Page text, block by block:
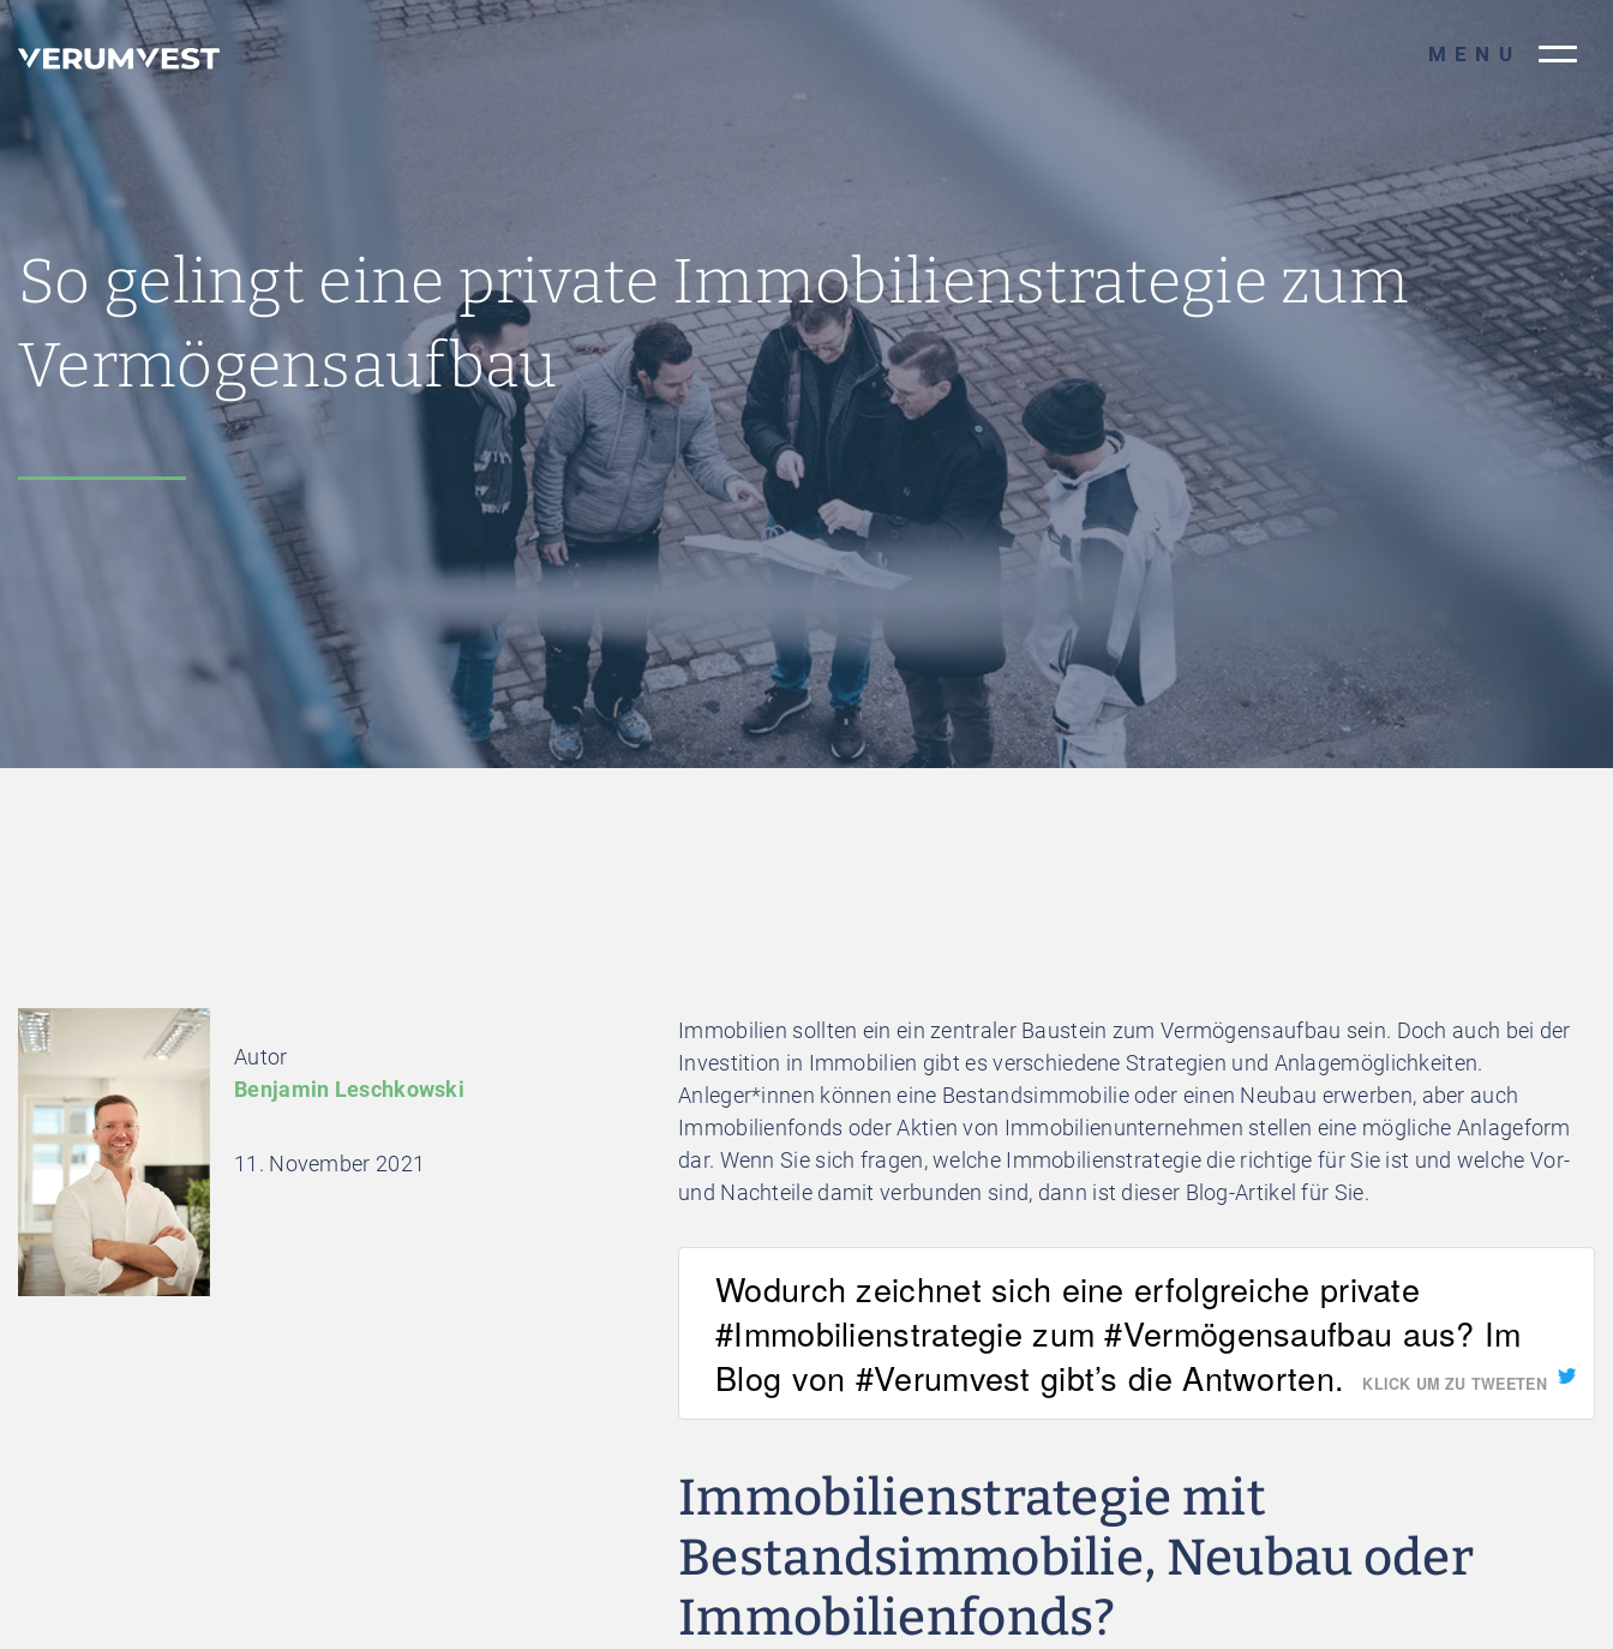
MENU
So gelingt eine private Immobilienstrategie zum
Vermögensaufbau
Autor
Benjamin Leschkowski
11. November 2021
Immobilien sollten ein ein zentraler Baustein zum Vermögensaufbau sein. Doch auch bei der
Investition in Immobilien gibt es verschiedene Strategien und Anlagemöglichkeiten.
Anleger*innen können eine Bestandsimmobilie oder einen Neubau erwerben, aber auch
Immobilienfonds oder Aktien von Immobilienunternehmen stellen eine mögliche Anlageform
dar. Wenn Sie sich fragen, welche Immobilienstrategie die richtige für Sie ist und welche Vor-
und Nachteile damit verbunden sind, dann ist dieser Blog-Artikel für Sie.
Wodurch zeichnet sich eine erfolgreiche private
#Immobilienstrategie zum #Vermögensaufbau aus? Im
Blog von #Verumvest gibt’s die Antworten.
KLICK UM ZU TWEETEN
Immobilienstrategie mit
Bestandsimmobilie, Neubau oder
Immobilienfonds?